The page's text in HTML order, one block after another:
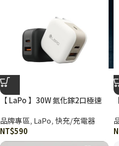
【 LaPo 】30W 氮化鎵2口極速
品牌專區, LaPo, 快充/充電器
NT$590